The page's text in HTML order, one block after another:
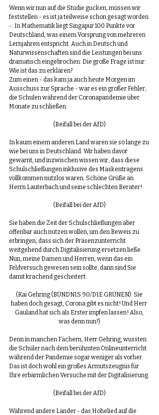
Wenn wir nun auf die Studie gucken, müssen wir
feststellen - es ist ja teilweise schon gesagt worden
-: In Mathematik liegt Singapur 100 Punkte vor
Deutschland, was einem Vorsprung von mehreren
Lernjahren entspricht. Auch in Deutsch und
Naturwissenschaften sind die Leistungen bei uns
dramatisch eingebrochen. Die große Frage ist nur:
Wie ist das zu erklären?
Zum einen - das kam ja auch heute Morgen im
Ausschuss zur Sprache - war es ein großer Fehler,
die Schulen während der Coronapandemie über
Monate zu schließen.
(Beifall bei der AfD)
In kaum einem anderen Land waren sie so lange zu
wie bei uns in Deutschland. Wir haben davor
gewarnt, und inzwischen wissen wir, dass diese
Schulschließungen inklusive des Maskentragens
vollkommen nutzlos waren. Schöne Grüße an
Herrn Lauterbach und seine schlechten Berater!
(Beifall bei der AfD)
Sie haben die Zeit der Schulschließungen aber
offenbar auch nutzen wollen, um den Beweis zu
erbringen, dass sich der Präsenzunterricht
weitgehend durch Digitalisierung ersetzen ließe.
Nun, meine Damen und Herren, wenn das ein
Feldversuch gewesen sein sollte, dann sind Sie
damit krachend gescheitert.
(Kai Gehring (BÜNDNIS 90/DIE GRÜNEN): Sie
haben doch gesagt, Corona gibt es nicht! Und Herr
Gauland hat sich als Erster impfen lassen! Also,
was denn nun?)
Denn in manchen Fächern, Herr Gehring, wussten
die Schüler nach dem berühmten Onlineunterricht
während der Pandemie sogar weniger als vorher.
Das ist doch wohl ein großes Armutszeugnis für
Ihre erbärmlichen Versuche mit der Digitalisierung.
(Beifall bei der AfD)
Während andere Länder - das Hohelied auf die